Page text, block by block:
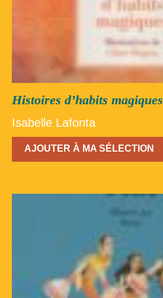
Histoires d’habits magiques
Isabelle Lafonta
AJOUTER À MA SÉLECTION